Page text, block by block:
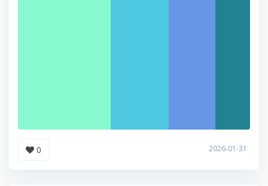
0 2026-01-31